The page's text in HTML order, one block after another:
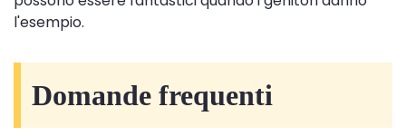
l'esempio.
Domande frequenti